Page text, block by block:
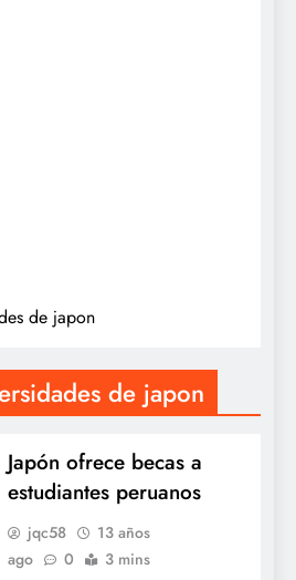
de japon
de japon
Japón ofrece becas a
estudiantes peruanos
jqc58
13 años
ago
0 3 mins